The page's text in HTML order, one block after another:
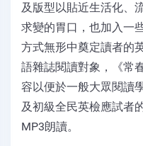
及版型以貼近生活化、
求變的胃口，也加入一
方式無形中奠定讀者的
語雜誌閱讀對象，《常
容以便於一般大眾閱讀
及初級全民英檢應試者
MP3朗讀。